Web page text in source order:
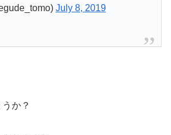
July 8, 2019
か？